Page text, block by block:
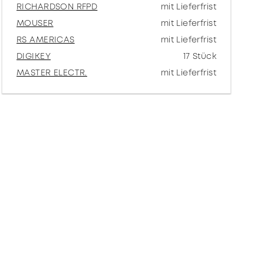
RICHARDSON RFPD
mit Lieferfrist
MOUSER
mit Lieferfrist
RS AMERICAS
mit Lieferfrist
DIGIKEY
17 Stück
MASTER ELECTR.
mit Lieferfrist